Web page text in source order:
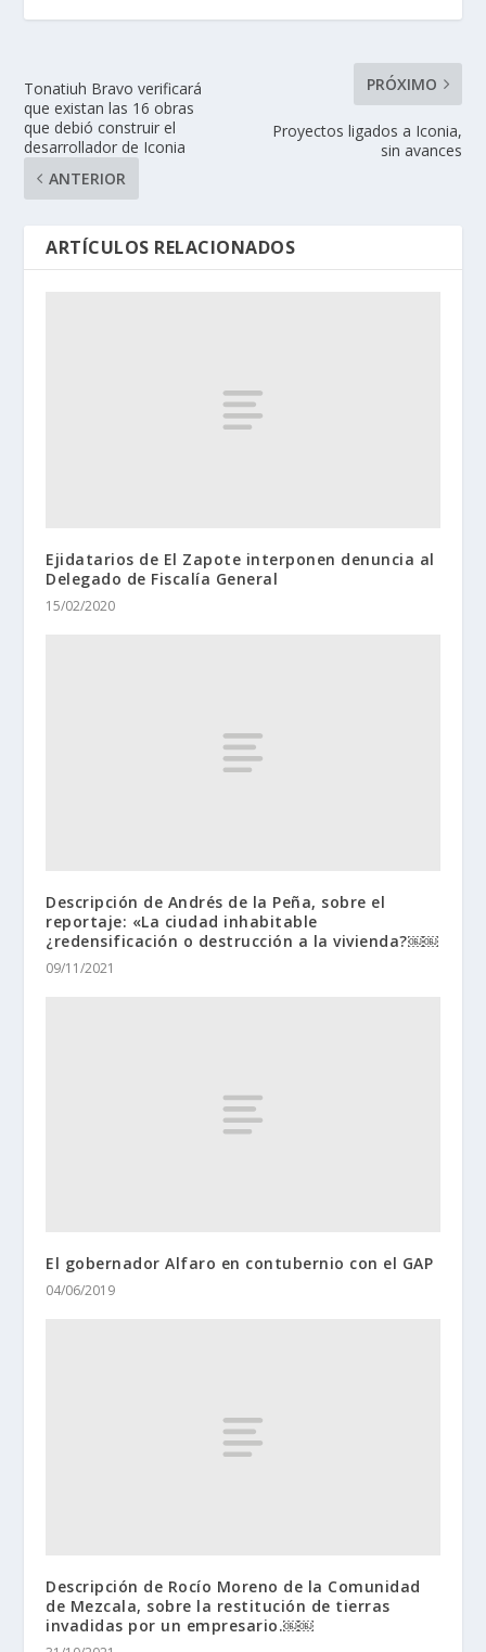
r
a
u
d
o
Tonatiuh Bravo verificará
que existan las 16 obras
que debió construir el
desarrollador de Iconia
ANTERIOR
PRÓXIMO
Proyectos ligados a Iconia,
sin avances
ARTÍCULOS RELACIONADOS
Ejidatarios de El Zapote interponen denuncia al
Delegado de Fiscalía General
15/02/2020
Descripción de Andrés de la Peña, sobre el
reportaje: «La ciudad inhabitable
¿redensificación o destrucción a la vivienda?￼￼
09/11/2021
El gobernador Alfaro en contubernio con el GAP
04/06/2019
Descripción de Rocío Moreno de la Comunidad
de Mezcala, sobre la restitución de tierras
invadidas por un empresario.￼￼